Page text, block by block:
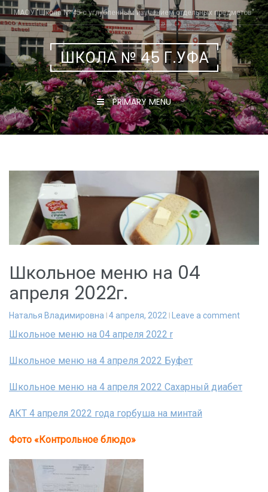
Skip
to
content
МАОУ "Школа № 45 с углубленным изучением отдельных предметов"
ШКОЛА № 45 Г.УФА
PRIMARY MENU
Школьное меню на 04
апреля 2022г.
Наталья Владимировна 4 апреля, 2022 Leave a comment
Школьное меню на 04 апреля 2022 r
Школьное меню на 4 апреля 2022 Буфет
Школьное меню на 4 апреля 2022 Сахарный диабет
АКТ 4 апреля 2022 года горбуша на минтай
Фото «Контрольное блюдо»